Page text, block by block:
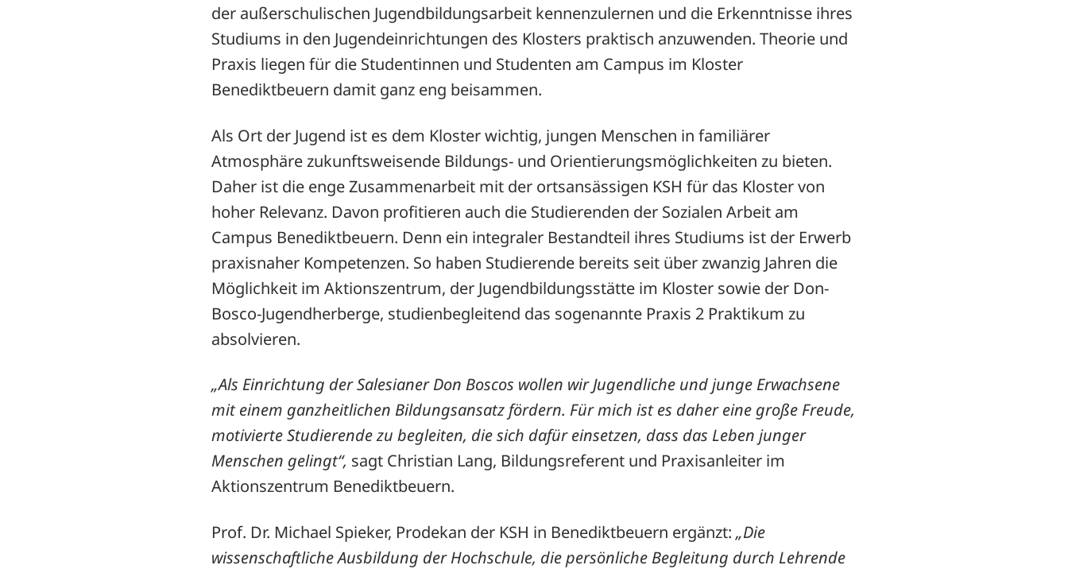
der außerschulischen Jugendbildungsarbeit kennenzulernen und die Erkenntnisse ihres
Studiums in den Jugendeinrichtungen des Klosters praktisch anzuwenden. Theorie und
Praxis liegen für die Studentinnen und Studenten am Campus im Kloster
Benediktbeuern damit ganz eng beisammen.
Als Ort der Jugend ist es dem Kloster wichtig, jungen Menschen in familiärer
Atmosphäre zukunftsweisende Bildungs- und Orientierungsmöglichkeiten zu bieten.
Daher ist die enge Zusammenarbeit mit der ortsansässigen KSH für das Kloster von
hoher Relevanz. Davon profitieren auch die Studierenden der Sozialen Arbeit am
Campus Benediktbeuern. Denn ein integraler Bestandteil ihres Studiums ist der Erwerb
praxisnaher Kompetenzen. So haben Studierende bereits seit über zwanzig Jahren die
Möglichkeit im Aktionszentrum, der Jugendbildungsstätte im Kloster sowie der Don-
Bosco-Jugendherberge, studienbegleitend das sogenannte Praxis 2 Praktikum zu
absolvieren.
„Als Einrichtung der Salesianer Don Boscos wollen wir Jugendliche und junge Erwachsene
mit einem ganzheitlichen Bildungsansatz fördern. Für mich ist es daher eine große Freude,
motivierte Studierende zu begleiten, die sich dafür einsetzen, dass das Leben junger
Menschen gelingt“, sagt Christian Lang, Bildungsreferent und Praxisanleiter im
Aktionszentrum Benediktbeuern.
Prof. Dr. Michael Spieker, Prodekan der KSH in Benediktbeuern ergänzt: „Die
wissenschaftliche Ausbildung der Hochschule, die persönliche Begleitung durch Lehrende